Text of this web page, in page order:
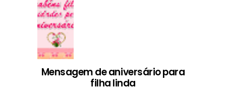
Mensagem de aniversário para
filha linda